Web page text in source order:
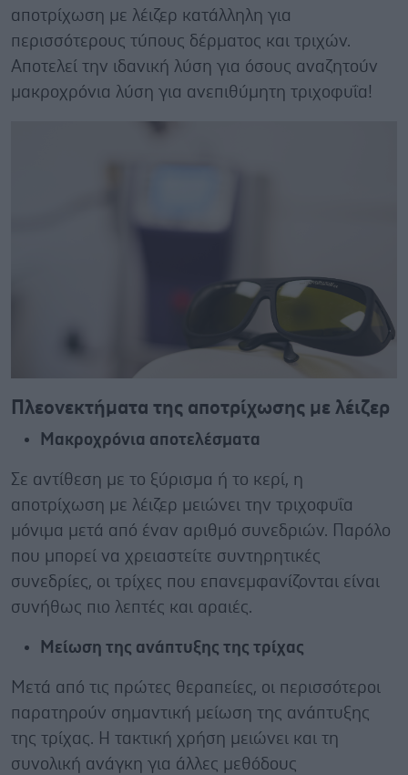
αποτρίχωση με λέιζερ κατάλληλη για
περισσότερους τύπους δέρματος και τριχών.
Αποτελεί την ιδανική λύση για όσους αναζητούν
μακροχρόνια λύση για ανεπιθύμητη τριχοφυΐα!
Πλεονεκτήματα της αποτρίχωσης με λέιζερ
Μακροχρόνια αποτελέσματα
Σε αντίθεση με το ξύρισμα ή το κερί, η
αποτρίχωση με λέιζερ μειώνει την τριχοφυΐα
μόνιμα μετά από έναν αριθμό συνεδριών. Παρόλο
που μπορεί να χρειαστείτε συντηρητικές
συνεδρίες, οι τρίχες που επανεμφανίζονται είναι
συνήθως πιο λεπτές και αραιές.
Μείωση της ανάπτυξης της τρίχας
Μετά από τις πρώτες θεραπείες, οι περισσότεροι
παρατηρούν σημαντική μείωση της ανάπτυξης
της τρίχας. Η τακτική χρήση μειώνει και τη
συνολική ανάγκη για άλλες μεθόδους